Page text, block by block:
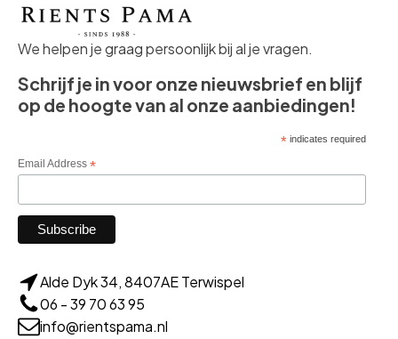
We helpen je graag persoonlijk bij al je vragen.
Schrijf je in voor onze nieuwsbrief en blijf
op de hoogte van al onze aanbiedingen!
*indicates required
Email Address *
Alde Dyk 34, 8407AE Terwispel
06 - 39 70 63 95
info@rientspama.nl